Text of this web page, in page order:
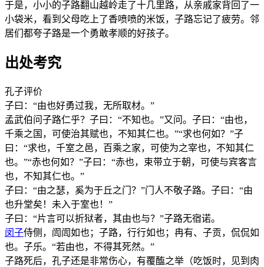
于是，小小的子路翻山越岭走了十几里路，从亲戚家背回了一
小袋米，看到父母吃上了香喷喷的米饭，子路忘记了疲劳。邻
居们都夸子路是一个勇敢孝顺的好孩子。
出处考究
孔子评价
子曰：“由也好勇过我，无所取材。”
孟武伯问子路仁乎？子曰：“不知也。”又问。子曰：“由也，
千乘之国，可使治其赋也，不知其仁也。”“求也何如？”子
曰：“求也，千室之邑，百乘之家，可使为之宰也，不知其仁
也。”“赤也何如？”子曰：“赤也，束带立于朝，可使与宾客言
也，不知其仁也。”
子曰：“由之瑟，奚为于丘之门？”门人不敬子路。子曰：“由
也升堂矣！未入于室也！”
子曰：“片言可以折狱者，其由也与？”子路无宿诺。
闵子侍侧，訚訚如也；子路，行行如也；冉有、子贡，侃侃如
也。子乐。“若由也，不得其死然。”
子路死后，孔子还是非常伤心，有覆醢之举（吃饭时，见到肉